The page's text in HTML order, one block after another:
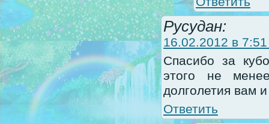
Русудан:
16.02.2012 в
Спасибо за
этого не
долголетия вам
Ответить